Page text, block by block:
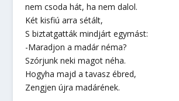
nem csoda hát, ha nem dalol.
Két kisfiú arra sétált,
S biztatgatták mindjárt egymást:
-Maradjon a madár néma?
Szórjunk neki magot néha.
Hogyha majd a tavasz ébred,
Zengjen újra madárének.